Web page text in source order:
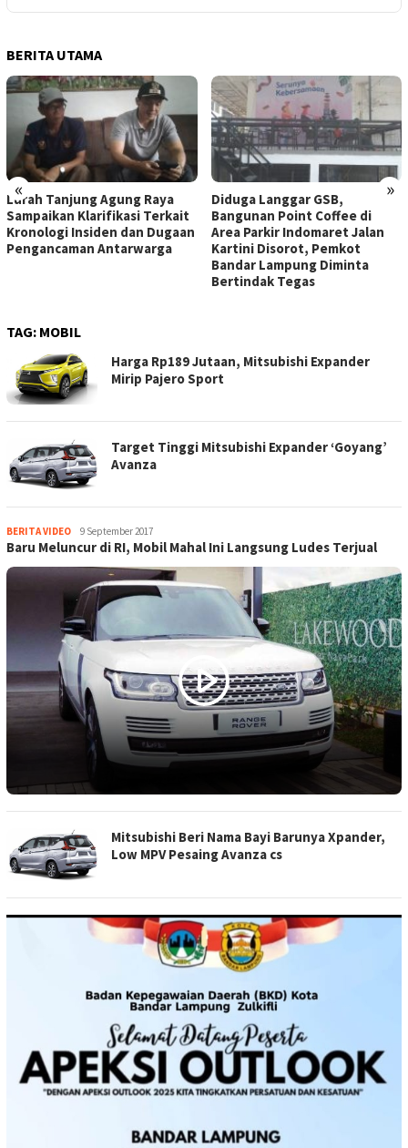
BERITA UTAMA
« »
Lurah Tanjung Agung Raya
Sampaikan Klarifikasi Terkait
Kronologi Insiden dan Dugaan
Pengancaman Antarwarga
Diduga Langgar GSB,
Bangunan Point Coffee di
Area Parkir Indomaret Jalan
Kartini Disorot, Pemkot
Bandar Lampung Diminta
Bertindak Tegas
TAG: MOBIL
Harga Rp189 Jutaan, Mitsubishi Expander
Mirip Pajero Sport
Target Tinggi Mitsubishi Expander ‘Goyang’
Avanza
BERITA VIDEO Altarnews
9 September 2017
Baru Meluncur di RI, Mobil Mahal Ini Langsung Ludes Terjual
Mitsubishi Beri Nama Bayi Barunya Xpander,
Low MPV Pesaing Avanza cs